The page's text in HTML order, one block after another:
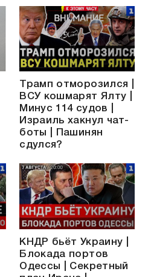
Трамп отморозился |
ВСУ кошмарят Ялту |
Минус 114 судов |
Израиль хакнул чат-
боты | Пашинян
сдулся?
КНДР бьёт Украину |
Блокада портов
Одессы | Секретный